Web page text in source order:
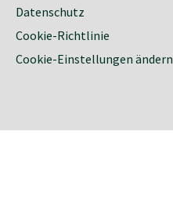
Datenschutz
Cookie-Richtlinie
Cookie-Einstellungen ändern